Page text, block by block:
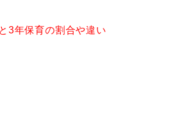
3年保育の割合や違い